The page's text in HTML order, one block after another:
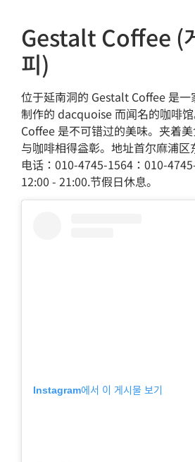
Gestalt Coffee (
피)
位于延南洞的 Gestalt Coffee 是
制作的 dacquoise 而闻名的咖啡
Coffee 是不可错过的美味。夹着
与咖啡相得益彰。地址首尔麻浦区
电话：010-4745-1564：010-
12:00 - 21:00.节假日休息。
Instagram에서 이 게시물 보기